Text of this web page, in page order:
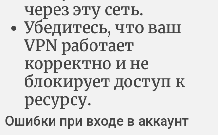
через эту сеть.
Убедитесь, что ваш
VPN работает
корректно и не
блокирует доступ к
ресурсу.
Ошибки при входе в аккаунт